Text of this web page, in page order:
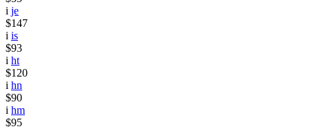
i je
$147
i is
$93
i ht
$120
i hn
$90
i hm
$95